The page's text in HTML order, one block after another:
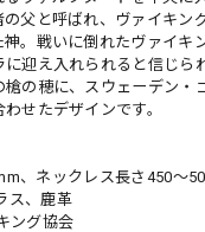
の父と呼ばれ、ヴァイキン
神。戦いに倒れたヴァイキ
迎え入れられると信じら
槍の穂に、スウェーデン・
せたデザインです。
、ネックレス長さ450〜
ス、鹿革
ング協会